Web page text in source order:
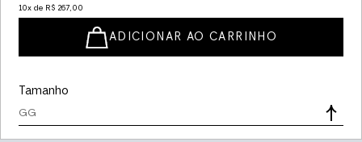
Tamanho
GG
10x de R$ 267,00
ADICIONAR AO CARRINHO